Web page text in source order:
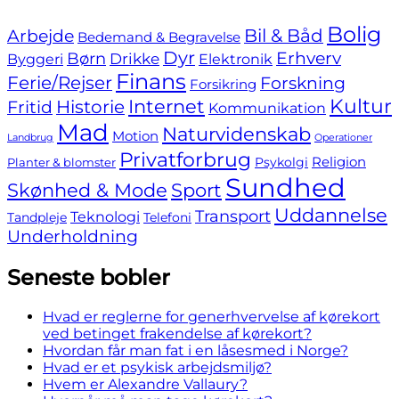
Arbejde Bedemand & Begravelse Bil & Båd Bolig
Byggeri Børn Drikke Dyr Elektronik Erhverv
Ferie/Rejser Finans Forsikring Forskning
Fritid Historie Internet Kommunikation Kultur
Landbrug Mad Motion Naturvidenskab Operationer
Planter & blomster Privatforbrug Psykolgi Religion
Skønhed & Mode Sport Sundhed
Tandpleje Teknologi Telefoni Transport Uddannelse
Underholdning
Seneste bobler
Hvad er reglerne for generhvervelse af kørekort
ved betinget frakendelse af kørekort?
Hvordan får man fat i en låsesmed i Norge?
Hvad er et psykisk arbejdsmiljø?
Hvem er Alexandre Vallaury?